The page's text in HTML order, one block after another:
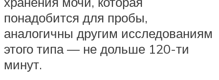
понадобится для пробы,
аналогичны другим исследованиям
этого типа — не дольше 120-ти
минут.